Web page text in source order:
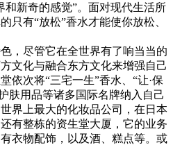
和新奇的感觉”。面对现代生活所
只有“放松”香水才能使你放松、
尽管它在全世界有了响当当的
文化与融合东方文化来增强自己
依次将“三宅一生”香水、“让·保
肤用品等诸多国际名牌纳入自己
界上最大的化妆品公司，在日本
有整栋的资生堂大厦，它的业务
衣物配饰，以及酒、糕点等。或